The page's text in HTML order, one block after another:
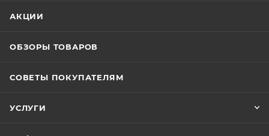
АКЦИИ
ОБЗОРЫ ТОВАРОВ
СОВЕТЫ ПОКУПАТЕЛЯМ
УСЛУГИ